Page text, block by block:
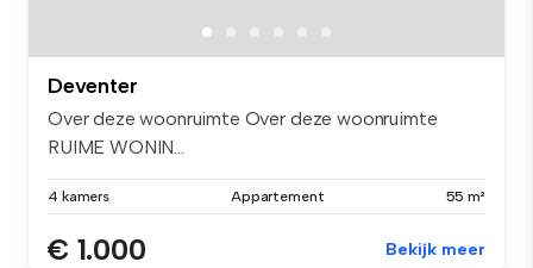
Deventer
Over deze woonruimte Over deze woonruimte
RUIME WONIN...
4 kamers Appartement 55 m²
€ 1.000 Bekijk meer